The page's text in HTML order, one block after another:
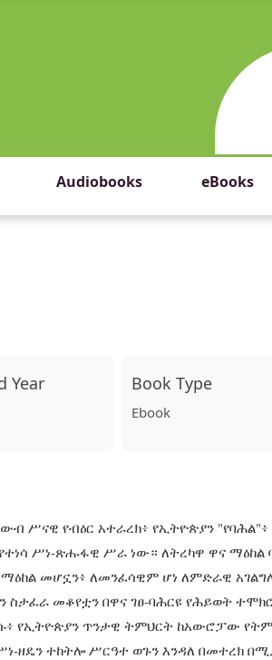
Audiobooks eBooks
Year Book Type
Ebook
ሥናዊ የብዕር አተራረክ፥ የኢትዮጵያን
ሥነ-ጽሑፋዊ ሥራ ነው። ለትረካዋ ዋና
መሆኗን፥ ለመንፈሳዊም ሆነ ለምድራዊ
መቆየቷን በዋና ገፀ-ባሕርዩ የሕይወት
የኢትዮጵያን ጥንታዊ ትምህርት ከአውሮፓው
ዘዴን ተከትሎ ሥርዓተ ወጉን እንዳለ በመተረክ